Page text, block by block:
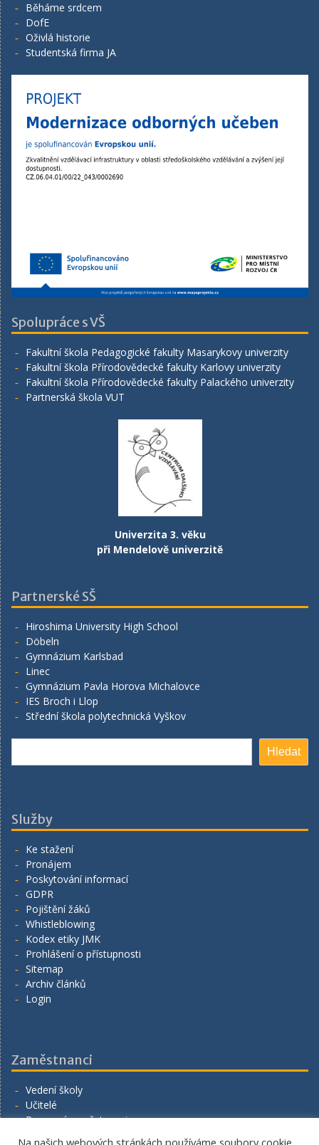
Běháme srdcem
DofE
Oživlá historie
Studentská firma JA
Spolupráce s VŠ
Fakultní škola Pedagogické fakulty Masarykovy univerzity
Fakultní škola Přírodovědecké fakulty Karlovy univerzity
Fakultní škola Přírodovědecké fakulty Palackého univerzity
Partnerská škola VUT
Univerzita 3. věku
při Mendelově univerzitě
Partnerské SŠ
Hiroshima University High School
Döbeln
Gymnázium Karlsbad
Linec
Gymnázium Pavla Horova Michalovce
IES Broch i Llop
Střední škola polytechnická Vyškov
Hledat
Služby
Ke stažení
Pronájem
Poskytování informací
GDPR
Pojištění žáků
Whistleblowing
Kodex etiky JMK
Prohlášení o přístupnosti
Sitemap
Archiv článků
Login
Zaměstnanci
Vedení školy
Učitelé
Provozní zaměstnanci
Volná místa
Na našich webových stránkách používáme soubory cookie,